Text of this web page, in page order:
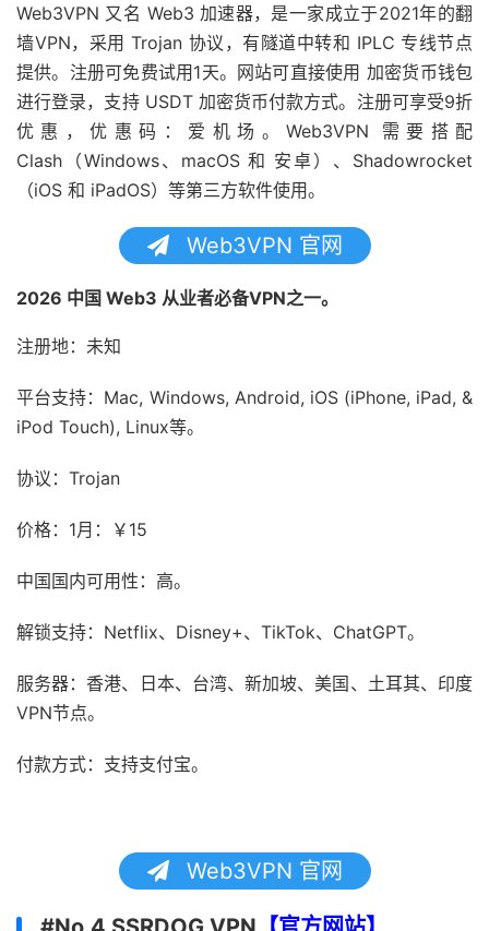
Web3VPN 又名 Web3 加速器，是一家成立于2021年的翻
墙VPN，采用 Trojan 协议，有隧道中转和 IPLC 专线节点
提供。注册可免费试用1天。网站可直接使用 加密货币钱包
进行登录，支持 USDT 加密货币付款方式。注册可享受9折
优惠，优惠码：爱机场。Web3VPN 需要搭配
Clash（Windows、macOS 和 安卓）、Shadowrocket
（iOS 和 iPadOS）等第三方软件使用。
Web3VPN 官网
2026 中国 Web3 从业者必备VPN之一。
注册地：未知
平台支持：Mac, Windows, Android, iOS (iPhone, iPad, &
iPod Touch), Linux等。
协议：Trojan
价格：1月：￥15
中国国内可用性：高。
解锁支持：Netflix、Disney+、TikTok、ChatGPT。
服务器：香港、日本、台湾、新加坡、美国、土耳其、印度
VPN节点。
付款方式：支持支付宝。
Web3VPN 官网